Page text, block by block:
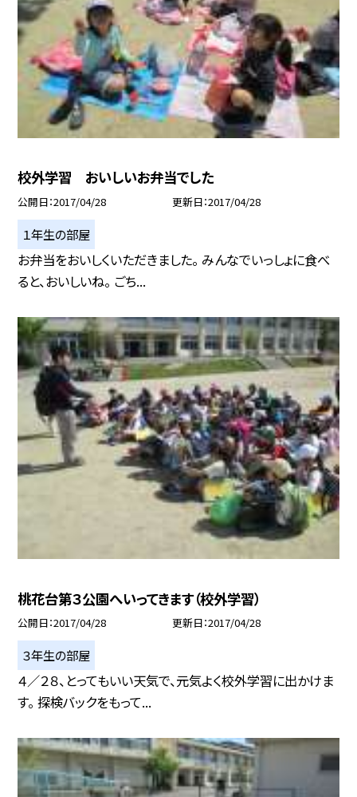
校外学習 おいしいお弁当でした
公開日 2017/04/28 更新日 2017/04/28
１年生の部屋
お弁当をおいしくいただきました。 みんなでいっしょに食べ
ると、おいしいね。 ごち...
桃花台第３公園へいってきます（校外学習）
公開日 2017/04/28 更新日 2017/04/28
３年生の部屋
４／２８、とってもいい天気で、元気よく校外学習に出かけま
す。 探検バックをもって...